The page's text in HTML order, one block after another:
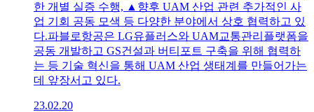
한 개별 실증 수행, ▲향후 UAM 산업 관련 추가적인 사
업 기회 공동 모색 등 다양한 분야에서 상호 협력하고 있
다.파블로항공은 LG유플러스와 UAM교통관리플랫폼을
공동 개발하고 GS건설과 버티포트 구축을 위해 협력하
는 등 기술 혁신을 통해 UAM 산업 생태계를 만들어가는
데 앞장서고 있다.
23.02.20